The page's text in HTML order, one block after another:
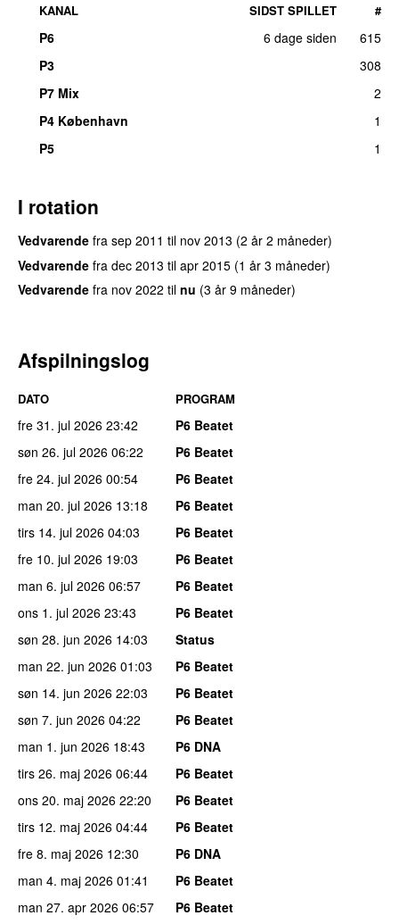
KANAL SIDST SPILLET #
P6 6 dage siden
615
P3
308
P7 Mix
2
P4 København
1
P5
1
I rotation
Vedvarende fra sep 2011 til nov 2013 (2 år 2 måneder)
Vedvarende fra dec 2013 til apr 2015 (1 år 3 måneder)
Vedvarende fra nov 2022 til nu (3 år 9 måneder)
Afspilningslog
DATO PROGRAM
fre 31. jul 2026 23:42
P6 Beatet
søn 26. jul 2026 06:22
P6 Beatet
fre 24. jul 2026 00:54
P6 Beatet
man 20. jul 2026 13:18
P6 Beatet
tirs 14. jul 2026 04:03
P6 Beatet
fre 10. jul 2026 19:03
P6 Beatet
man 6. jul 2026 06:57
P6 Beatet
ons 1. jul 2026 23:43
P6 Beatet
søn 28. jun 2026 14:03
Status
man 22. jun 2026 01:03
P6 Beatet
søn 14. jun 2026 22:03
P6 Beatet
søn 7. jun 2026 04:22
P6 Beatet
man 1. jun 2026 18:43
P6 DNA
tirs 26. maj 2026 06:44
P6 Beatet
ons 20. maj 2026 22:20
P6 Beatet
tirs 12. maj 2026 04:44
P6 Beatet
fre 8. maj 2026 12:30
P6 DNA
man 4. maj 2026 01:41
P6 Beatet
man 27. apr 2026 06:57
P6 Beatet